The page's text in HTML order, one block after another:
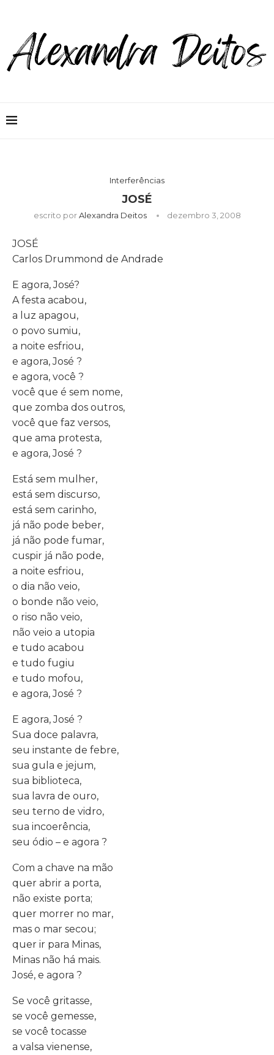
Interferências
JOSÉ
escrito porAlexandra Deitos dezembro 3, 2008
JOSÉ
Carlos Drummond de Andrade
E agora, José?
A festa acabou,
a luz apagou,
o povo sumiu,
a noite esfriou,
e agora, José ?
e agora, você ?
você que é sem nome,
que zomba dos outros,
você que faz versos,
que ama protesta,
e agora, José ?
Está sem mulher,
está sem discurso,
está sem carinho,
já não pode beber,
já não pode fumar,
cuspir já não pode,
a noite esfriou,
o dia não veio,
o bonde não veio,
o riso não veio,
não veio a utopia
e tudo acabou
e tudo fugiu
e tudo mofou,
e agora, José ?
E agora, José ?
Sua doce palavra,
seu instante de febre,
sua gula e jejum,
sua biblioteca,
sua lavra de ouro,
seu terno de vidro,
sua incoerência,
seu ódio – e agora ?
Com a chave na mão
quer abrir a porta,
não existe porta;
quer morrer no mar,
mas o mar secou;
quer ir para Minas,
Minas não há mais.
José, e agora ?
Se você gritasse,
se você gemesse,
se você tocasse
a valsa vienense,